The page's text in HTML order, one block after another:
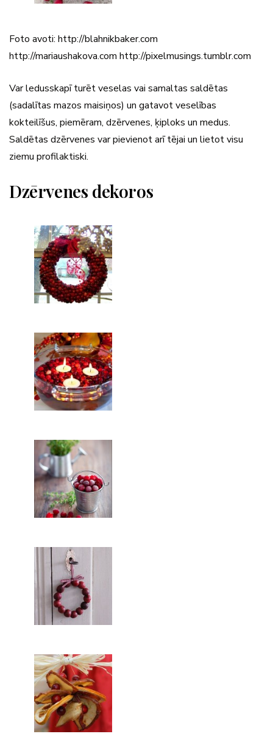
Foto avoti: http://blahnikbaker.com
http://mariaushakova.com http://pixelmusings.tumblr.com
Var ledusskapī turēt veselas vai samaltas saldētas
(sadalītas mazos maisiņos) un gatavot veselības
kokteilīšus, piemēram, dzērvenes, ķiploks un medus.
Saldētas dzērvenes var pievienot arī tējai un lietot visu
ziemu profilaktiski.
Dzērvenes dekoros